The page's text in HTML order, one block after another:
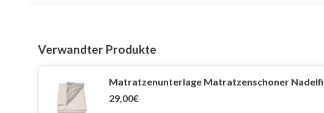
Verwandter Produkte
Matratzenunterlage Matratzenschoner
29,00€